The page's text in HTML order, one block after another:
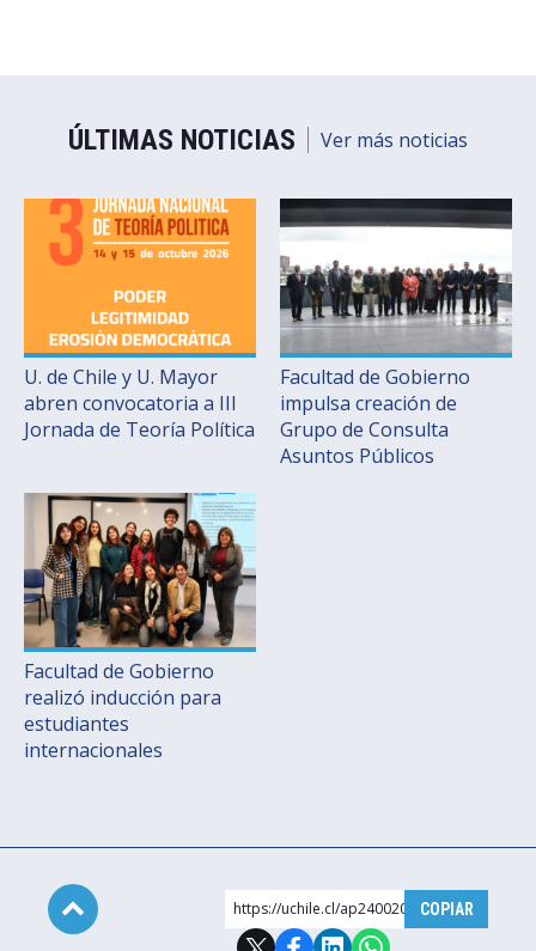
ÚLTIMAS NOTICIAS Ver más noticias
U. de Chile y U. Mayor
abren convocatoria a III
Jornada de Teoría Política
Facultad de Gobierno
impulsa creación de
Grupo de Consulta
Asuntos Públicos
Facultad de Gobierno
realizó inducción para
estudiantes
internacionales
https://uchile.cl/ap240020 COPIAR